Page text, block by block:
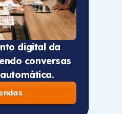
digital da
conversas